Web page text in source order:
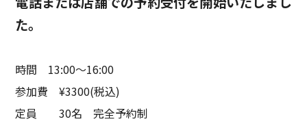
た。
時間 13:00〜16:00
参加費 ¥3300(税込)
定員 30名 完全予約制